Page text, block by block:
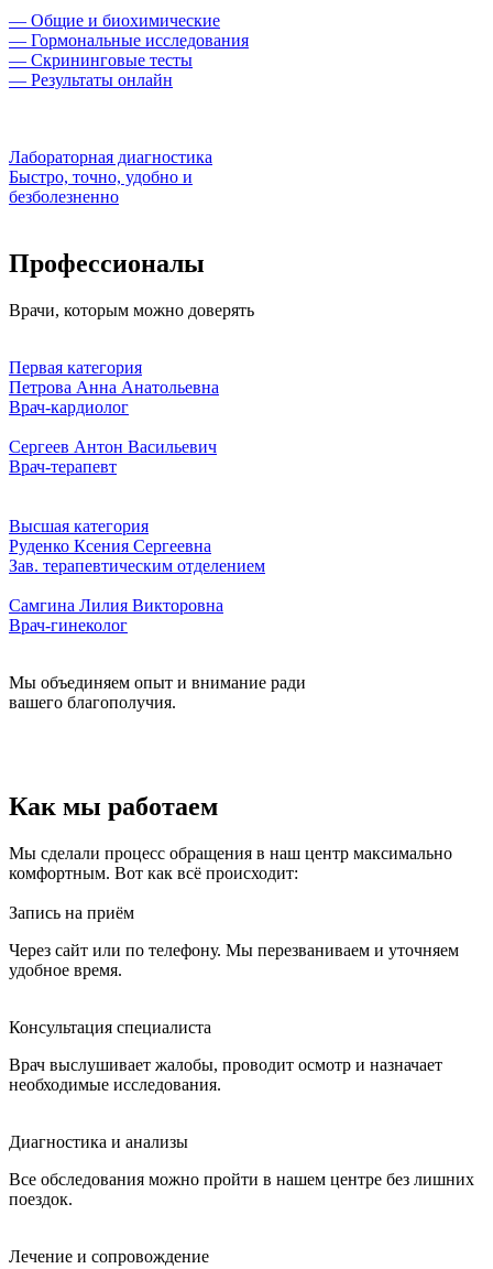
— Общие и биохимические
— Гормональные исследования
— Скрининговые тесты
— Результаты онлайн
Лабораторная диагностика
Быстро, точно, удобно и
безболезненно
Профессионалы
Врачи, которым можно доверять
Первая категория
Петрова Анна Анатольевна
Врач-кардиолог
Сергеев Антон Васильевич
Врач-терапевт
Высшая категория
Руденко Ксения Сергеевна
Зав. терапевтическим отделением
Самгина Лилия Викторовна
Врач-гинеколог
Мы объединяем опыт и внимание ради
вашего благополучия.
Как мы работаем
Мы сделали процесс обращения в наш центр максимально
комфортным. Вот как всё происходит:
Запись на приём
Через сайт или по телефону. Мы перезваниваем и уточняем
удобное время.
Консультация специалиста
Врач выслушивает жалобы, проводит осмотр и назначает
необходимые исследования.
Диагностика и анализы
Все обследования можно пройти в нашем центре без лишних
поездок.
Лечение и сопровождение